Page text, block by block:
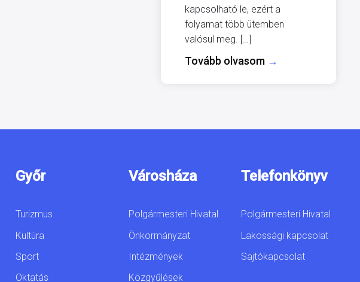
kapcsolható le, ezért a
folyamat több ütemben
valósul meg. […]
Tovább olvasom →
Győr
Turizmus
Kultúra
Sport
Oktatás
Városháza
Polgármesteri Hivatal
Önkormányzat
Intézmények
Közgyűlések
Telefonkönyv
Polgármesteri Hivatal
Lakossági kapcsolat
Sajtókapcsolat